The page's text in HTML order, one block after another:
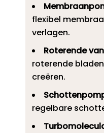
flexibel
verlagen.​
Roterende
roterende
creëren.​
regelbare